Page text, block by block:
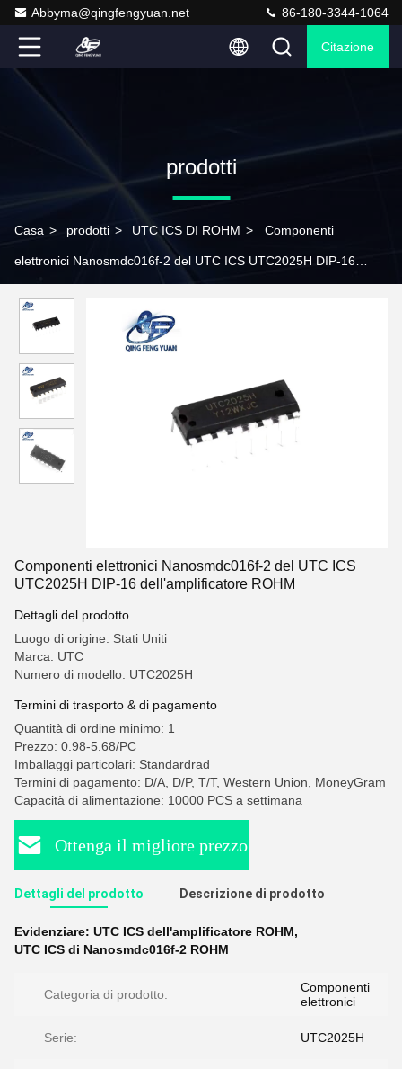
Abbyma@qingfengyuan.net 86-180-3344-1064
Citazione
prodotti
Casa > prodotti > UTC ICS DI ROHM > Componenti
elettronici Nanosmdc016f-2 del UTC ICS UTC2025H DIP-16
Componenti elettronici Nanosmdc016f-2 del UTC ICS
UTC2025H DIP-16 dell'amplificatore ROHM
Dettagli del prodotto
Luogo di origine: Stati Uniti
Marca: UTC
Numero di modello: UTC2025H
Termini di trasporto & di pagamento
Quantità di ordine minimo: 1
Prezzo: 0.98-5.68/PC
Imballaggi particolari: Standardrad
Termini di pagamento: D/A, D/P, T/T, Western Union, MoneyGram
Capacità di alimentazione: 10000 PCS a settimana
Ottenga il migliore prezzo
Dettagli del prodotto Descrizione di prodotto
Evidenziare: UTC ICS dell'amplificatore ROHM,
UTC ICS di Nanosmdc016f-2 ROHM
Categoria di prodotto:
Componenti
elettronici
Serie: UTC2025H